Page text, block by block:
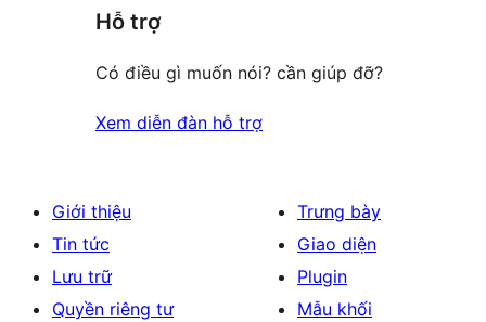
reviews
Hỗ trợ
Có điều gì muốn nói? cần giúp đỡ?
Xem diễn đàn hỗ trợ
Giới thiệu
Tin tức
Lưu trữ
Quyền riêng tư
Trưng bày
Giao diện
Plugin
Mẫu khối